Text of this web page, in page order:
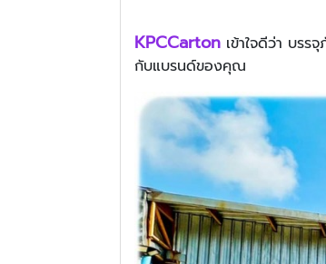
KPCCarton เข้าใจดีว่า บร
กับแบรนด์ของคุณ